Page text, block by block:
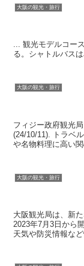
大阪の観光・旅行
... 観光モデルコー
る。シャトルバス
大阪の観光・旅行
フィジー政府観光
(24/10/11). トラベ
や名物料理に高い
大阪の観光・旅行
大阪観光局は、新
2023年7月3日から
天気や防災情報な